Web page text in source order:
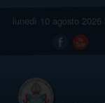
lunedì 10 agosto 2026